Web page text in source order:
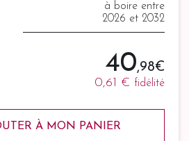
à boire entre
2026 et 2032
40,98 €
0,61 € fidélité
À MON PANIER